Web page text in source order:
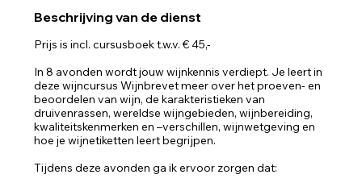
Beschrijving van de dienst
Prijs is incl. cursusboek t.w.v. € 45,-
In 8 avonden wordt jouw wijnkennis verdiept. Je leert in
deze wijncursus Wijnbrevet meer over het proeven- en
beoordelen van wijn, de karakteristieken van
druivenrassen, wereldse wijngebieden, wijnbereiding,
kwaliteitskenmerken en –verschillen, wijnwetgeving en
hoe je wijnetiketten leert begrijpen.
Tijdens deze avonden ga ik ervoor zorgen dat: